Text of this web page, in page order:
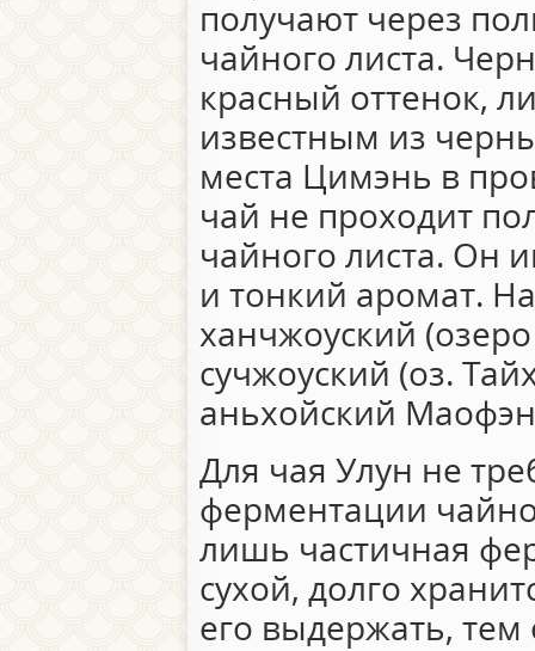
получают через
чайного листа.
красный оттенок,
известным из
места Цимэнь в
чай не проходит
чайного листа. Он
и тонкий аромат.
ханчжоуский
сучжоуский (оз.
аньхойский
Для чая Улун не
ферментации
лишь частичная
сухой, долго
его выдержать, тем